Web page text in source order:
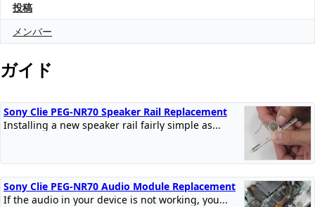
投稿
メンバー
ガイド
Sony Clie PEG-NR70 Speaker Rail Replacement
Installing a new speaker rail fairly simple as...
Sony Clie PEG-NR70 Audio Module Replacement
If the audio in your device is not working, you...